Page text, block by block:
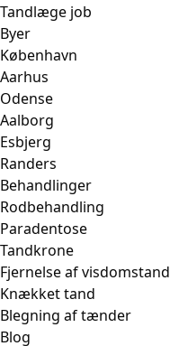
Tandlæge job
Byer
København
Aarhus
Odense
Aalborg
Esbjerg
Randers
Behandlinger
Rodbehandling
Paradentose
Tandkrone
Fjernelse af visdomstand
Knækket tand
Blegning af tænder
Blog